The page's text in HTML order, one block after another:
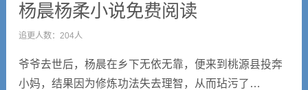
补贴政策
司机端下载
杨晨杨柔小说免费阅读
追更人数：204人
爷爷去世后，杨晨在乡下无依无靠，便来到桃源县投奔
小妈，结果因为修炼功法失去理智，从而玷污了…